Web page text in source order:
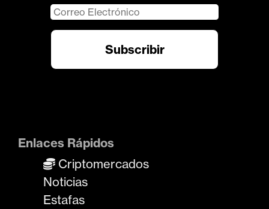
Enlaces Rápidos
Criptomercados
Noticias
Estafas